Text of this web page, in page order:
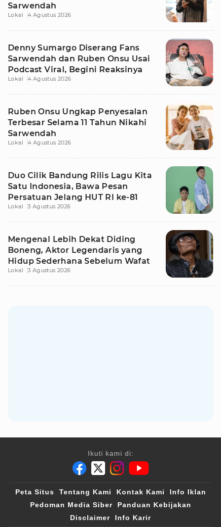
Sarwendah
Lokal 4 Agustus 2026
Denny Sumargo Diserang Fans
Sarwendah dan Ruben Onsu Usai
Podcast Viral, Begini Reaksinya
Lokal 4 Agustus 2026
Ruben Onsu Ungkap Penyesalan
Terbesar Selama 11 Tahun Nikahi
Sarwendah
Lokal 4 Agustus 2026
Duo Cilik Bandung Rilis Lagu Kita
Satu Indonesia, Bawa Pesan
Persatuan Jelang HUT RI ke-81
Lokal 3 Agustus 2026
Mengenal Lebih Dekat Diding
Boneng, Aktor Legendaris yang
Hidup Sederhana Sebelum Wafat
Lokal 3 Agustus 2026
Ikuti kami di:
Peta Situs Tentang Kami Kontak Kami
Info Iklan
Pedoman Media Siber
Panduan Kebijakan
Disclaimer
Info Karir